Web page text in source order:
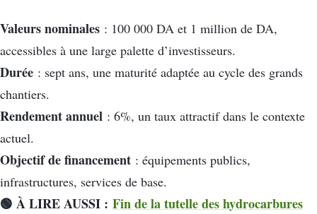
Valeurs nominales : 100 000 DA et 1 million de DA,
accessibles à une large palette d’investisseurs.
Durée : sept ans, une maturité adaptée au cycle des grands
chantiers.
Rendement annuel : 6%, un taux attractif dans le contexte
actuel.
Objectif de financement : équipements publics,
infrastructures, services de base.
🟢 À LIRE AUSSI : Fin de la tutelle des hydrocarbures